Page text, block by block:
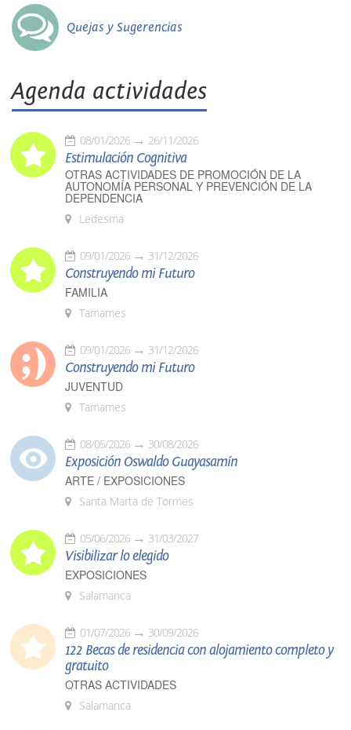
Quejas y Sugerencias
Agenda actividades
08/01/2026 26/11/2026
Estimulación Cognitiva
OTRAS ACTIVIDADES DE PROMOCIÓN DE LA
AUTONOMÍA PERSONAL Y PREVENCIÓN DE LA
DEPENDENCIA
Ledesma
09/01/2026 31/12/2026
Construyendo mi Futuro
FAMILIA
Tamames
09/01/2026 31/12/2026
Construyendo mi Futuro
JUVENTUD
Tamames
08/05/2026 30/08/2026
Exposición Oswaldo Guayasamín
ARTE / EXPOSICIONES
Santa Marta de Tormes
05/06/2026 31/03/2027
Visibilizar lo elegido
EXPOSICIONES
Salamanca
01/07/2026 30/09/2026
122 Becas de residencia con alojamiento completo y
gratuito
OTRAS ACTIVIDADES
Salamanca